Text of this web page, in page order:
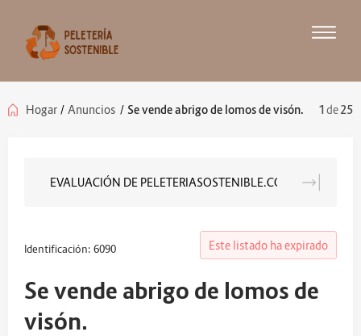
Hogar / Anuncios / Se vende abrigo de lomos de visón. 1de25
EVALUACIÓN DE PELETERIASOSTENIBLE.COM
Identificación: 6090 Este listado ha expirado
Se vende abrigo de lomos de
visón.